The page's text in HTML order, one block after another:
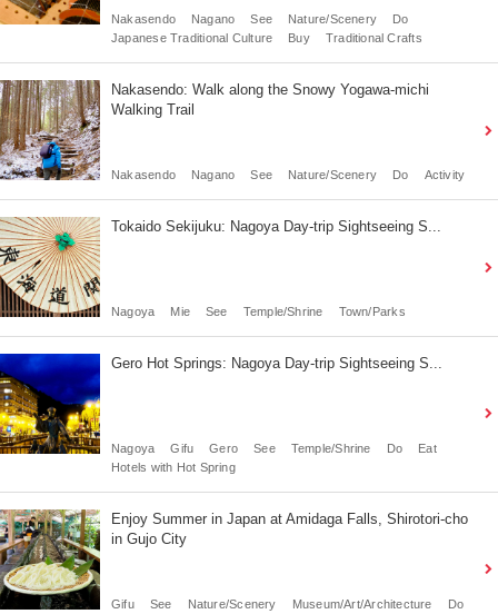
Nakasendo Nagano See Nature/Scenery
Do
Japanese Traditional Culture
Buy Traditional Crafts
Nakasendo: Walk along the Snowy Yogawa-michi
Walking Trail
Nakasendo Nagano See Nature/Scenery Do Activity
Tokaido Sekijuku: Nagoya Day-trip Sightseeing S...
Nagoya Mie See Temple/Shrine Town/Parks
Gero Hot Springs: Nagoya Day-trip Sightseeing S...
Nagoya Gifu Gero See Temple/Shrine Do
Eat
Hotels with Hot Spring
Enjoy Summer in Japan at Amidaga Falls, Shirotori-cho
in Gujo City
Gifu See Nature/Scenery Museum/Art/Architecture
Do